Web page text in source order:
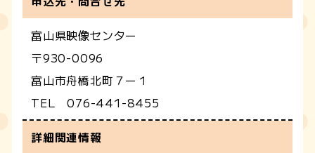
富山県映像センター
〒930-0096
富山市舟橋北町７ー１
TEL 076-441-8455
詳細関連情報